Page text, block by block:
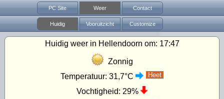
PC Site Weer Contact
Huidig Vooruitzicht Customize
Huidig weer in Hellendoorn om: 17:47
Zonnig
Temperatuur: 31,7°C Heet
Vochtigheid: 29%